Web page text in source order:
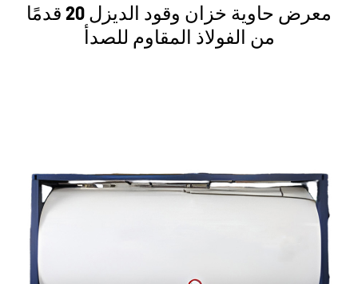
معرض حاوية خزان وقود الديزل 20 قدمًا
من الفولاذ المقاوم للصدأ